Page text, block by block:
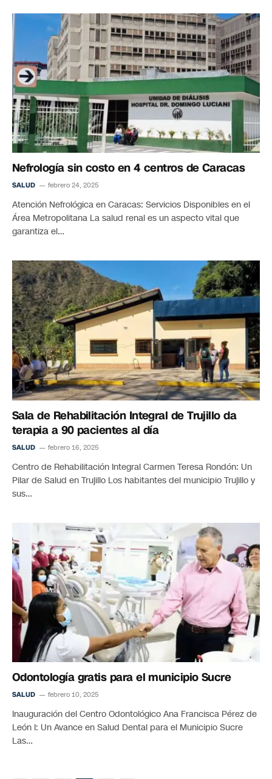
Nefrología sin costo en 4 centros de Caracas
SALUD febrero 24, 2025
Atención Nefrológica en Caracas: Servicios Disponibles en el
Área Metropolitana La salud renal es un aspecto vital que
garantiza el…
Sala de Rehabilitación Integral de Trujillo da
terapia a 90 pacientes al día
SALUD febrero 16, 2025
Centro de Rehabilitación Integral Carmen Teresa Rondón: Un
Pilar de Salud en Trujillo Los habitantes del municipio Trujillo y
sus…
Odontología gratis para el municipio Sucre
SALUD febrero 10, 2025
Inauguración del Centro Odontológico Ana Francisca Pérez de
León I: Un Avance en Salud Dental para el Municipio Sucre
Las…